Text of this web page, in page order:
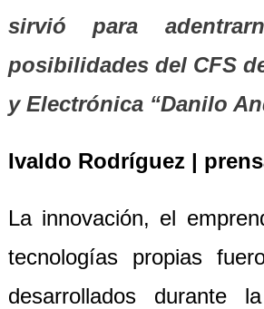
sirvió para
posibilidades del CFS
y Electrónica “Danilo
Ivaldo Rodríguez |
La innovación, el
tecnologías propias
desarrollados durante